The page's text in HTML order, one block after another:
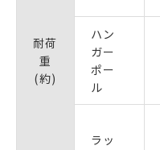
耐荷
重
(約)
ハン
ガー
ポー
ル
ラッ